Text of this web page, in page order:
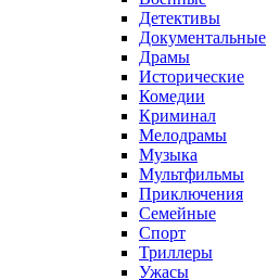
Детективы
Документальные
Драмы
Исторические
Комедии
Криминал
Мелодрамы
Музыка
Мультфильмы
Приключения
Семейные
Спорт
Триллеры
Ужасы